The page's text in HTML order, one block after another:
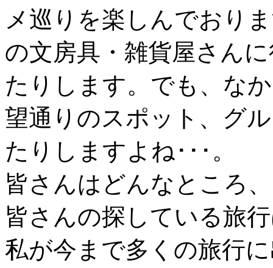
メ巡りを楽しんでおり
の文房具・雑貨屋さん
たりします。でも、な
望通りのスポット、グ
たりしますよね･･･。
皆さんはどんなところ
皆さんの探している旅
私が今まで多くの旅行